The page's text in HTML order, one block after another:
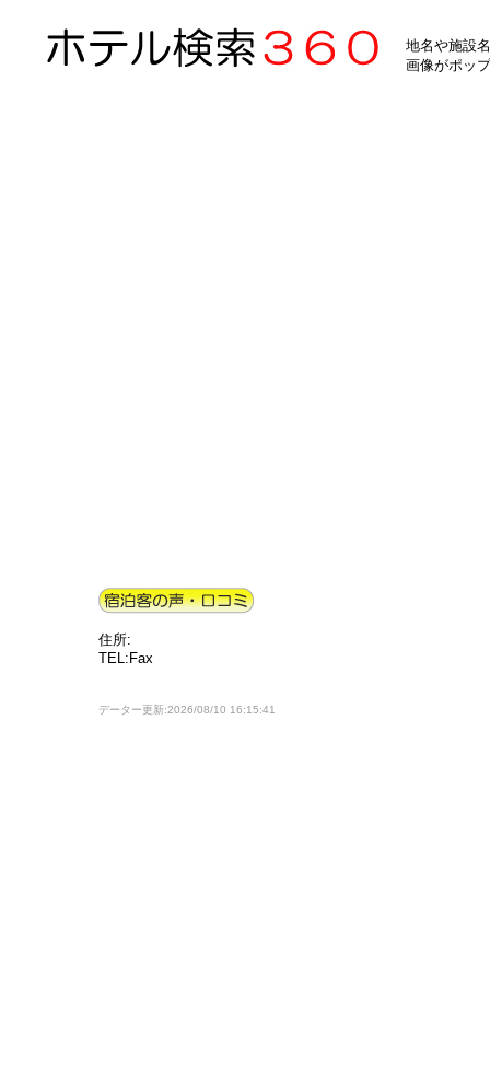
地名や施設
画像がポッ
住所:
TEL:Fax
データー更新:2026/08/10 16:15:41